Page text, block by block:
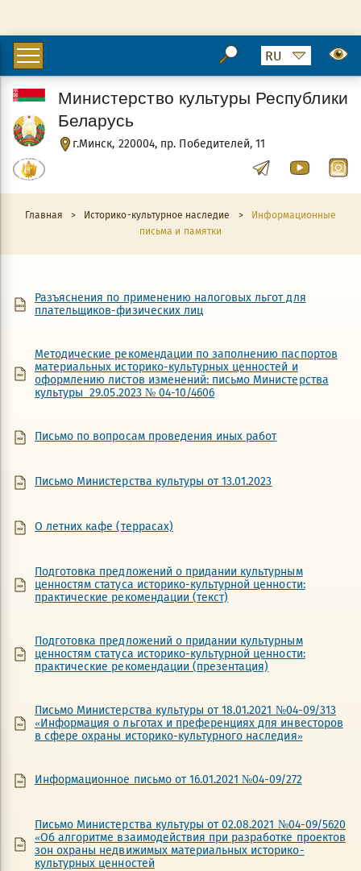
г.Минск, 220004, пр. Победителей, 11
Министерство культуры Республики
Беларусь
Главная > Историко-культурное наследие >
Информационные
письма и памятки
Разъяснения по применению налоговых льгот для
плательщиков-физических лиц
Методические рекомендации по заполнению паспортов
материальных историко-культурных ценностей и
оформлению листов изменений: письмо Министерства
культуры 29.05.2023 № 04-10/4606
Письмо по вопросам проведения иных работ
Письмо Министерства культуры от 13.01.2023
О летних кафе (террасах)
Подготовка предложений о придании культурным
ценностям статуса историко-культурной ценности:
практические рекомендации (текст)
Подготовка предложений о придании культурным
ценностям статуса историко-культурной ценности:
практические рекомендации (презентация)
Письмо Министерства культуры от 18.01.2021 №04-09/313
«Информация о льготах и преференциях для инвесторов
в сфере охраны историко-культурного наследия»
Информационное письмо от 16.01.2021 №04-09/272
Письмо Министерства культуры от 02.08.2021 №04-09/5620
«Об алгоритме взаимодействия при разработке проектов
зон охраны недвижимых материальных историко-
культурных ценностей